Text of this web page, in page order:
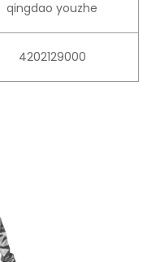
qingdao youzhe
4202129000